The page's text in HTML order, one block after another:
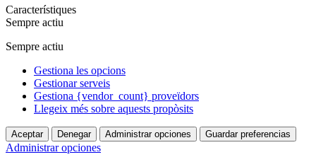
Característiques
Sempre actiu
Sempre actiu
Gestiona les opcions
Gestionar serveis
Gestiona {vendor_count} proveïdors
Llegeix més sobre aquests propòsits
Aceptar Denegar Administrar opciones Guardar preferencias
Administrar opciones